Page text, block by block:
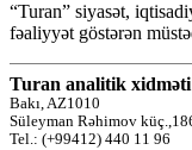
“Turan” siyasət,
fəaliyyət göstərən
Turan analitik xidməti
Bakı, AZ1010
Süleyman Rəhimov
Tel.: (+99412) 440 11 96